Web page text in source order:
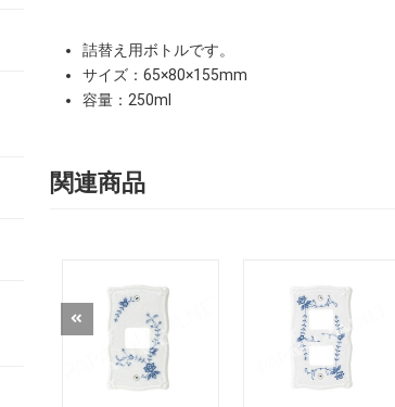
詰替え用ボトルです。
サイズ：65×80×155mm
容量：250ml
関連商品